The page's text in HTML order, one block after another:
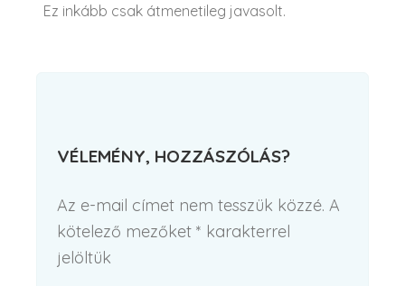
Ez inkább csak átmenetileg javasolt.
VÉLEMÉNY, HOZZÁSZÓLÁS?
Az e-mail címet nem tesszük közzé. A
kötelező mezőket* karakterrel
jelöltük